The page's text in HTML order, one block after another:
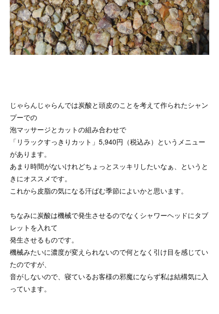
じゃらんじゃらんでは炭酸と頭皮のことを考えて作られたシャン
プーでの
泡マッサージとカットの組み合わせで
「リラックすっきりカット」5,940円（税込み）というメニュー
があります。
あまり時間がないけれどちょっとスッキリしたいなぁ、というと
きにオススメです。
これから皮脂の気になる汗ばむ季節によいかと思います。
ちなみに炭酸は機械で発生させるのでなくシャワーヘッドにタブ
レットを入れて
発生させるものです。
機械みたいに濃度が変えられないので何となく引け目を感じてい
たのですが、
音がしないので、寝ているお客様の邪魔にならず私は結構気に入
っています。